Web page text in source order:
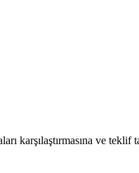
karşılaştırmasına ve